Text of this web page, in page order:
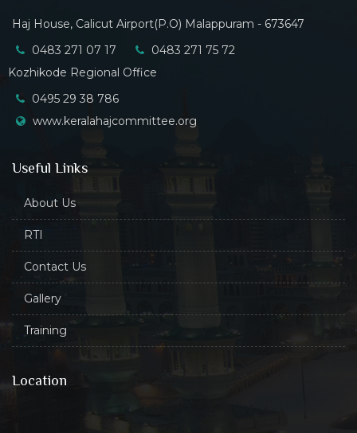
Haj House, Calicut Airport(P.O) Malappuram - 673647
0483 271 07 17
0483 271 75 72
Kozhikode Regional Office
0495 29 38 786
www.keralahajcommittee.org
Useful Links
About Us
RTI
Contact Us
Gallery
Training
Location